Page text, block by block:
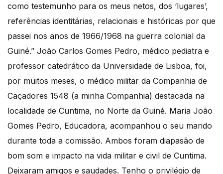
como testemunho para os meus netos, dos ‘lugares’,
referências identitárias, relacionais e históricas por que
passei nos anos de 1966/1968 na guerra colonial da
Guiné.” João Carlos Gomes Pedro, médico pediatra e
professor catedrático da Universidade de Lisboa, foi,
por muitos meses, o médico militar da Companhia de
Caçadores 1548 (a minha Companhia) destacada na
localidade de Cuntima, no Norte da Guiné. Maria João
Gomes Pedro, Educadora, acompanhou o seu marido
durante toda a comissão. Ambos foram diapasão de
bom som e impacto na vida militar e civil de Cuntima.
Deixaram amigos e saudades. Tenho o privilégio de